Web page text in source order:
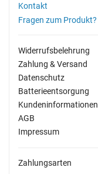
Kontakt
Fragen zum Produkt?
Widerrufsbelehrung
Zahlung & Versand
Datenschutz
Batterieentsorgung
Kundeninformationen
AGB
Impressum
Zahlungsarten